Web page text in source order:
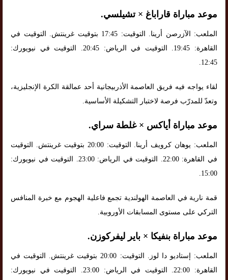
موعد مباراة قاراباغ × تشيلسي.
الملعب: الآزرصن أرينا. التوقيت: 17:45 بتوقيت غرينتش. التوقيت في
القاهرة: 19:45. التوقيت في الرياض: 20:45. التوقيت في نيويورك:
12:45.
لقاء يواجه فيه فريق العاصمة الأذربيجانية أحد عمالقة الكرة الإنجليزية،
وتعدّ للمدرّب فرصة لاختبار التشكيلة الأساسية.
موعد مباراة أياكس × غلطة سراي.
الملعب: يوهان كرويف أرينا. التوقيت: 20:00 بتوقيت غرينتش. التوقيت
في القاهرة: 22:00. التوقيت في الرياض: 23:00. التوقيت في نيويورك:
15:00.
قمة نارية في العاصمة الهولندية تجمع فاعلية الهجوم مع خبرة المنافس
التركي على مستوى المسابقات الأوروبية.
موعد مباراة بنفيكا × باير ليفركوزن.
الملعب: إستاديو دا لوز. التوقيت: 20:00 بتوقيت غرينتش. التوقيت في
القاهرة: 22:00. التوقيت في الرياض: 23:00. التوقيت في نيويورك: